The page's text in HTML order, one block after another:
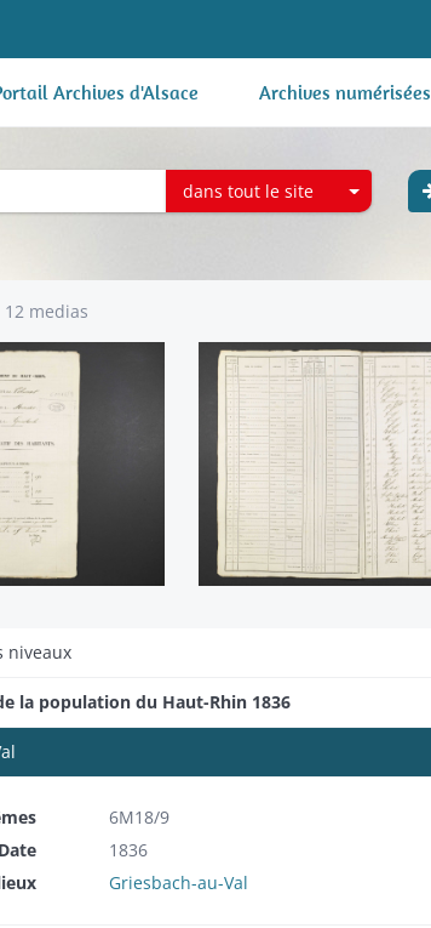
Archives d'Alsace Archives numérisées
dans tout le site
12 medias
niveaux
la population du Haut-Rhin 1836
6M18/9
Date
1836
Griesbach-au-Val